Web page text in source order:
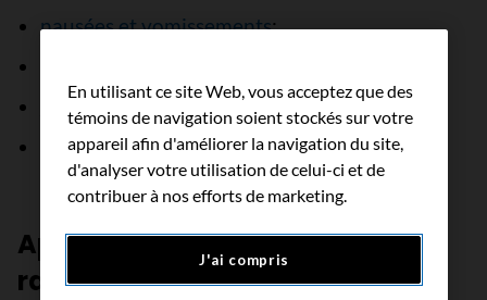
nausées et vomissements;
diarrhée;
perte de poids.
Apprenez-en davantage sur la
radiothérapie
En utilisant ce site Web, vous acceptez que des
témoins de navigation soient stockés sur votre
appareil afin d'améliorer la navigation du site,
d'analyser votre utilisation de celui-ci et de
contribuer à nos efforts de marketing.
J'ai compris